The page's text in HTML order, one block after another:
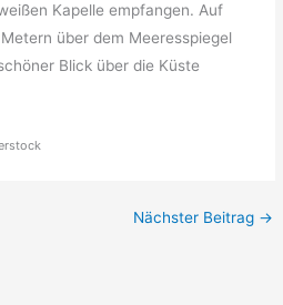
Kapelle empfangen. Auf
über dem Meeresspiegel
Blick über die Küste
Nächster Beitrag →